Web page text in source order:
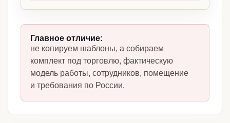
Главное отличие:
не копируем шаблоны, а собираем
комплект под торговлю, фактическую
модель работы, сотрудников, помещение
и требования по России.